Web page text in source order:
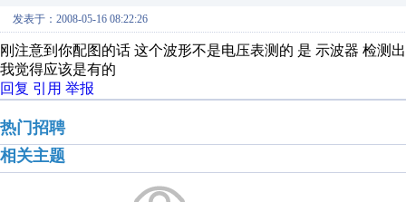
发表于：2008-05-16 08:22:26
刚注意到你配图的话 这个波形不是电压表测的 是 示波器 检
我觉得应该是有的
回复 引用 举报
热门招聘
相关主题